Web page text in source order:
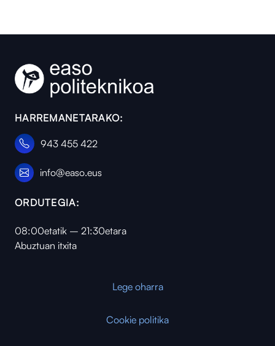
HARREMANETARAKO:
943 455 422
info@easo.eus
ORDUTEGIA:
08:00etatik – 21:30etara
Abuztuan itxita
Lege oharra
Cookie politika